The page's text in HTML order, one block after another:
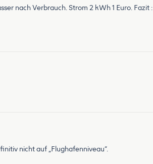
nach Verbrauch. Strom 2 kWh 1 Euro. Fazit :
nicht auf „Flughafenniveau“.